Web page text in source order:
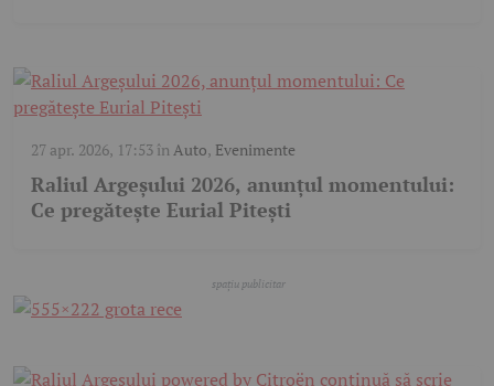
27 apr. 2026, 17:53 înAuto, Evenimente
Raliul Argeșului 2026, anunțul momentului:
Ce pregătește Eurial Pitești